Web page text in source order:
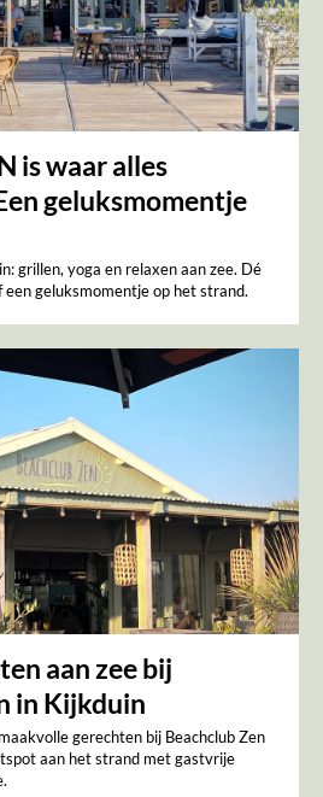
is waar alles
geluksmomentje
grillen, yoga en relaxen aan zee. Dé
geluksmomentje op het strand.
aan zee bij
in Kijkduin
gerechten bij Beachclub Zen
aan het strand met gastvrije